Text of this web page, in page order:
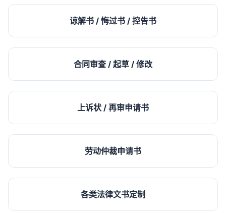
谅解书 / 悔过书 / 控告书
合同审查 / 起草 / 修改
上诉状 / 再审申请书
劳动仲裁申请书
各类法律文书定制